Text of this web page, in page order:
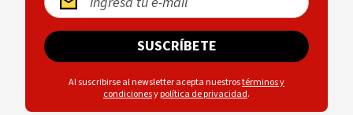
SUSCRÍBETE
Al suscribirse al newsletter acepta nuestrostérminos y
condicionesypolítica de privacidad.